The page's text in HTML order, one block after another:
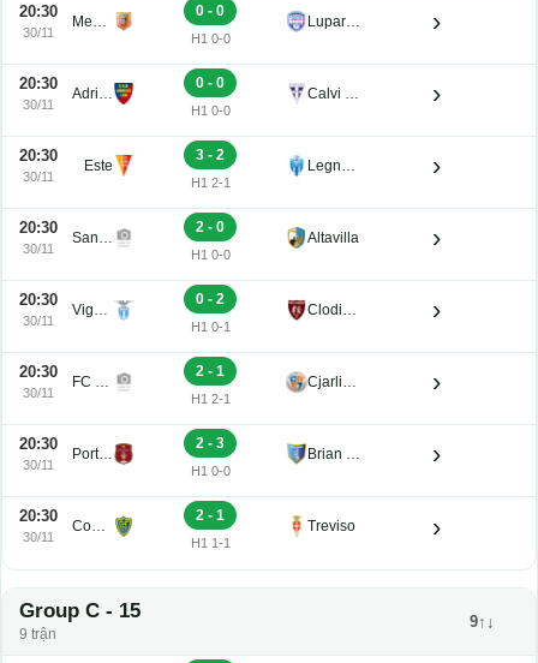
20:30
30/11
Mestre
0 - 0
H1 0-0
Luparense ›
20:30
30/11
Adriese
0 - 0
H1 0-0
Calvi Noale ›
20:30
30/11
Este
3 - 2
H1 2-1
Legnago Salus ›
20:30
30/11
San Luigi
2 - 0
H1 0-0
Altavilla ›
20:30
30/11
Vigasio
0 - 2
H1 0-1
Clodiense ›
20:30
30/11
FC Obermais
2 - 1
H1 2-1
Cjarlins Muzane ›
20:30
30/11
Portogruaro
2 - 3
H1 0-0
Brian Lignano ›
20:30
30/11
Conegliano
2 - 1
H1 1-1
Treviso ›
Group C - 15
9 trận
9↑↓